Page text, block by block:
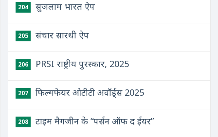
204 सुजलाम भारत ऐप
205 संचार सारथी ऐप
206 PRSI राष्ट्रीय पुरस्कार, 2025
207 फिल्मफेयर ओटीटी अवॉर्ड्स 2025
208 टाइम मैगजीन के “पर्सन ऑफ द ईयर”